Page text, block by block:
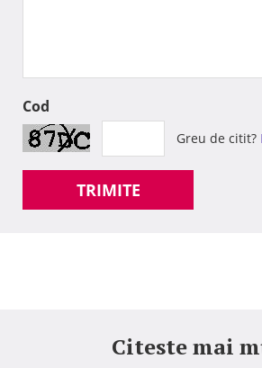
Cod
Greu de citit?
TRIMITE
Citeste mai